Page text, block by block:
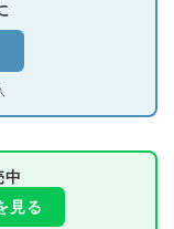
中
見る